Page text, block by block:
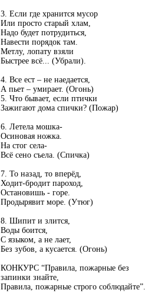
3. Если где хранится мусор
Или просто старый хлам,
Надо будет потрудиться,
Навести порядок там.
Метлу, лопату взяли
Быстрее всё... (Убрали).
4. Все ест – не наедается,
А пьет – умирает. (Огонь)
5. Что бывает, если птички
Зажигают дома спички? (Пожар)
6. Летела мошка-
Осиновая ножка.
На стог села-
Всё сено съела. (Спичка)
7. То назад, то вперёд,
Ходит-бродит пароход,
Остановишь - горе.
Продырявит море. (Утюг)
8. Шипит и злится,
Воды боится,
С языком, а не лает,
Без зубов, а кусается. (Огонь)
КОНКУРС “Правила, пожарные без
запинки знайте,
Правила, пожарные строго соблюдайте”.